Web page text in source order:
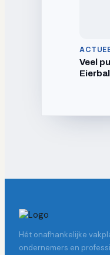
Veel
Hét onafhankelijke
ondernemers en